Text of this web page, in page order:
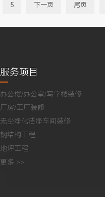
5 下一页 尾页
服务项目
办公楼/办公室/写字楼装修
厂房/工厂装修
无尘净化洁净车间装修
钢结构工程
地坪工程
更多 >>